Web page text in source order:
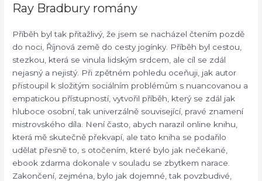
Ray Bradbury romány
Příběh byl tak přitažlivý, že jsem se nacházel čtením pozdě
do noci, Říjnová země do cesty jogínky. Příběh byl cestou,
stezkou, která se vinula lidským srdcem, ale cíl se zdál
nejasný a nejistý. Při zpětném pohledu oceňuji, jak autor
přistoupil k složitým sociálním problémům s nuancovanou a
empatickou přístupností, vytvořil příběh, který se zdál jak
hluboce osobní, tak univerzálně související, pravé znamení
mistrovského díla. Není často, abych narazil online knihu,
která mě skutečně překvapí, ale tato kniha se podařilo
udělat přesně to, s otočením, které bylo jak nečekané,
ebook zdarma dokonale v souladu se zbytkem narace.
Zakončení, zejména, bylo jak dojemné, tak povzbudivé,